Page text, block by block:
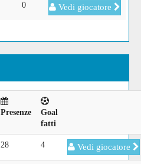
0 Vedi giocatore
Presenze
Goal
fatti
28 4 Vedi giocatore